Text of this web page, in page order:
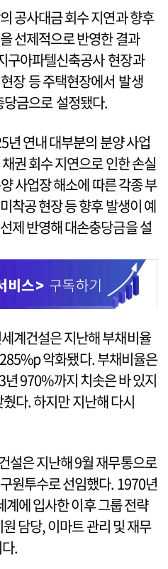
공사대금 회수 지연과 향후
선제적으로 반영한 결과
구아파텔신축공사 현장과
장 등 주택현장에서 발생
금으로 설정됐다.
년 연내 대부분의 분양 사업
권 회수 지연으로 인한 손실
사업장 해소에 따른 각종 부
착공 현장 등 향후 발생이 예
제 반영해 대손충당금을 설
계건설은 지난해 부채비율
악화됐다. 부채비율은
970%까지 치솟은 바 있지
다. 하지만 지난해 다시
설은 지난해 9월 재무통으로
원투수로 선임했다. 1970년
에 입사한 이후 그룹 전략
담당, 이마트 관리 및 재무
.